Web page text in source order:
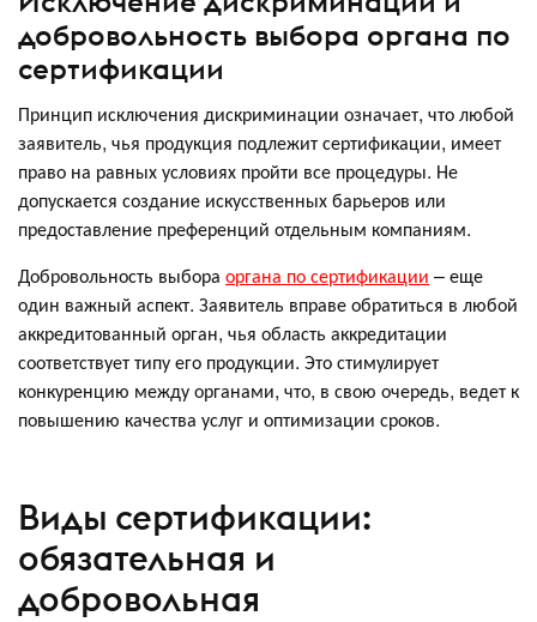
добровольность выбора органа по
сертификации
Принцип исключения дискриминации означает, что любой
заявитель, чья продукция подлежит сертификации, имеет
право на равных условиях пройти все процедуры. Не
допускается создание искусственных барьеров или
предоставление преференций отдельным компаниям.
Добровольность выбора органа по сертификации – еще
один важный аспект. Заявитель вправе обратиться в любой
аккредитованный орган, чья область аккредитации
соответствует типу его продукции. Это стимулирует
конкуренцию между органами, что, в свою очередь, ведет к
повышению качества услуг и оптимизации сроков.
Виды сертификации:
обязательная и
добровольная